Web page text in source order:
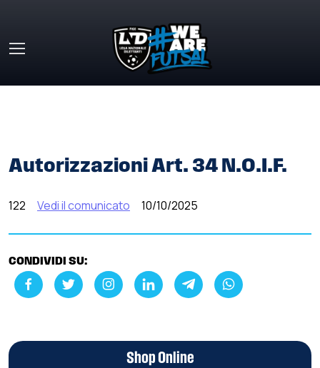
Autorizzazioni Art. 34 N.O.I.F.
122 Vedi il comunicato 10/10/2025
CONDIVIDI SU:
Shop Online